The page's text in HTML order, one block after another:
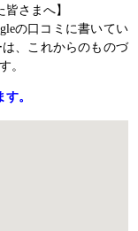
さまへ】
の口コミに書いてい
、これからのものづ
。
。